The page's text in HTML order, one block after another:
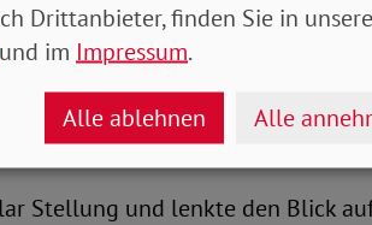
notwendige Arztbesuche
lange auf sich warten und
Hausärzte-Verband als auch Die
und wiesen sie als
Stellung und lenkte den Blick
Drittanbieter, finden Sie in
und im Impressum.
Alle ablehnen Alle